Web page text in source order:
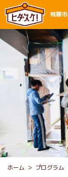
飛騨
ホーム プログラム